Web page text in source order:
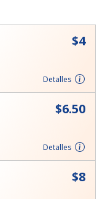
creado una contraseña
mejores
⁦$4⁩
Detalles
⁦$6.50⁩
Detalles
⁦$8⁩